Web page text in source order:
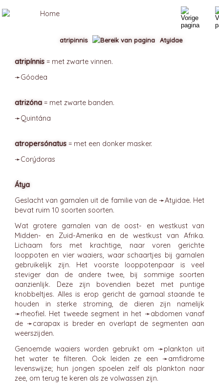
atripínnis = met zwarte vinnen.
➛Góodea
atrizóna = met zwarte banden.
➛Quintána
atropersónatus = met een donker masker.
➛Corýdoras
Átya
Geslacht van garnalen uit de familie van de ➛Atyidae. Het
bevat ruim 10 soorten soorten.
Wat grotere garnalen van de oost- en westkust van
Midden- en Zuid-Amerika en de westkust van Afrika.
Lichaam fors met krachtige, naar voren gerichte
looppoten en vier waaiers, waar schaartjes bij garnalen
gebruikelijk zijn. Het voorste looppotenpaar is veel
steviger dan de andere twee, bij sommige soorten
aanzienlijk. Deze zijn bovendien bezet met puntige
knobbeltjes. Alles is erop gericht de garnaal staande te
houden in sterke stroming, de dieren zijn namelijk
➛rheofiel. Het tweede segment in het ➛abdomen vanaf
de ➛carapaxis breder en overlapt de segmenten aan
weerszijden.
Genoemde waaiers worden gebruikt om ➛plankton uit
het water te filteren. Ook leiden ze een ➛amfidrome
levenswijze; hun jongen spoelen zelf als plankton naar
zee, om terug te keren als ze volwassen zijn.
atripinnis Atyidae